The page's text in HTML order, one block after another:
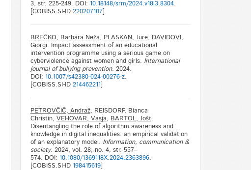
3, str. 225-249. DOI: 10.18148/srm/2024.v18i3.8304.
[COBISS.SI-ID 220207107
BREČKO, Barbara Neža, PLASKAN, Jure, DAVIDOVI,
Giorgi. Impact assessment of an educational
intervention programme using a serious game on
cyberviolence against women and girls. International
journal of bullying prevention. 2024.
DOI: 10.1007/s42380-024-00276-z.
[COBISS.SI-ID 214462211
PETROVČIČ, Andraž, REISDORF, Bianca
Christin, VEHOVAR, Vasja, BARTOL, Jošt.
Disentangling the role of algorithm awareness and
knowledge in digital inequalities: an empirical validation
of an explanatory model. Information, communication &
society. 2024, vol. 28, no. 4, str. 557–
574. DOI: 10.1080/1369118X.2024.2363896.
[COBISS.SI-ID 198415619]